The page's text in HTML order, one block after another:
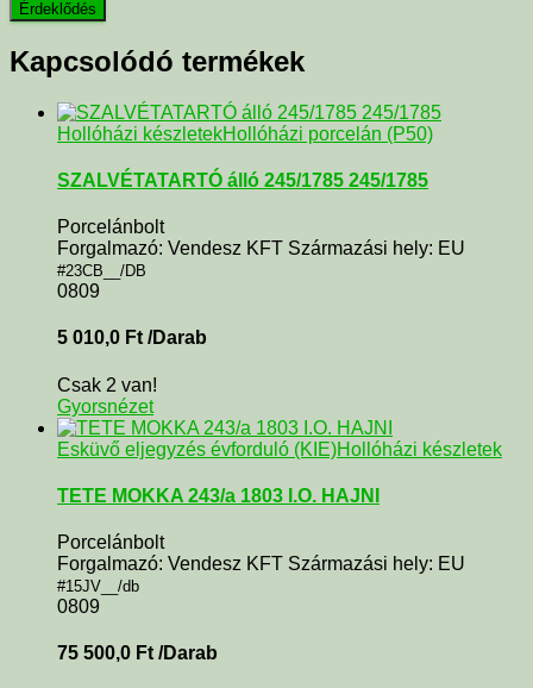
Kapcsolódó termékek
Hollóházi készletekHollóházi porcelán (P50)
SZALVÉTATARTÓ álló 245/1785 245/1785
Porcelánbolt
Forgalmazó: Vendesz KFT Származási hely: EU
#23CB__/DB
0809
5 010,0 Ft /Darab
Csak 2 van!
Gyorsnézet
Esküvő eljegyzés évforduló (KIE)Hollóházi készletek
TETE MOKKA 243/a 1803 I.O. HAJNI
Porcelánbolt
Forgalmazó: Vendesz KFT Származási hely: EU
#15JV__/db
0809
75 500,0 Ft /Darab